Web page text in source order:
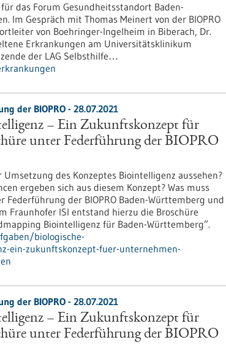
das Forum Gesundheitsstandort Baden-
Im Gespräch mit Thomas Meinert von der BIOPRO
von Boehringer-Ingelheim in Biberach, Dr.
Erkrankungen am Universitätsklinikum
der LAG Selbsthilfe…
der BIOPRO - 28.07.2021
– Ein Zukunftskonzept für
unter Federführung der BIOPRO
des Konzeptes Biointelligenz aussehen?
ergeben sich aus diesem Konzept? Was muss
Federführung der BIOPRO Baden-Württemberg und
Fraunhofer ISI entstand hierzu die Broschüre
Biointelligenz für Baden-Württemberg”.
biologische-
ein-zukunftskonzept-fuer-unternehmen-
der BIOPRO - 28.07.2021
– Ein Zukunftskonzept für
unter Federführung der BIOPRO